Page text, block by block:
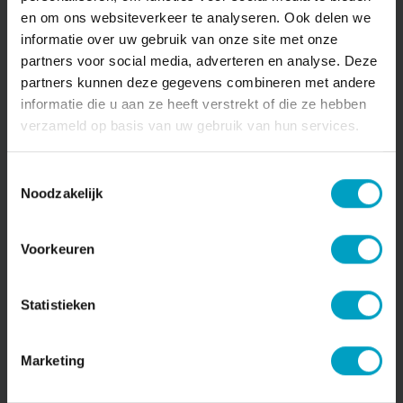
en om ons websiteverkeer te analyseren. Ook delen we
informatie over uw gebruik van onze site met onze
partners voor social media, adverteren en analyse. Deze
partners kunnen deze gegevens combineren met andere
informatie die u aan ze heeft verstrekt of die ze hebben
verzameld op basis van uw gebruik van hun services.
Noodzakelijk
Voorkeuren
Statistieken
Marketing
Keiweg 24 4901 JA Oosterhout
nieuwbouw@vandewatergroep.nl